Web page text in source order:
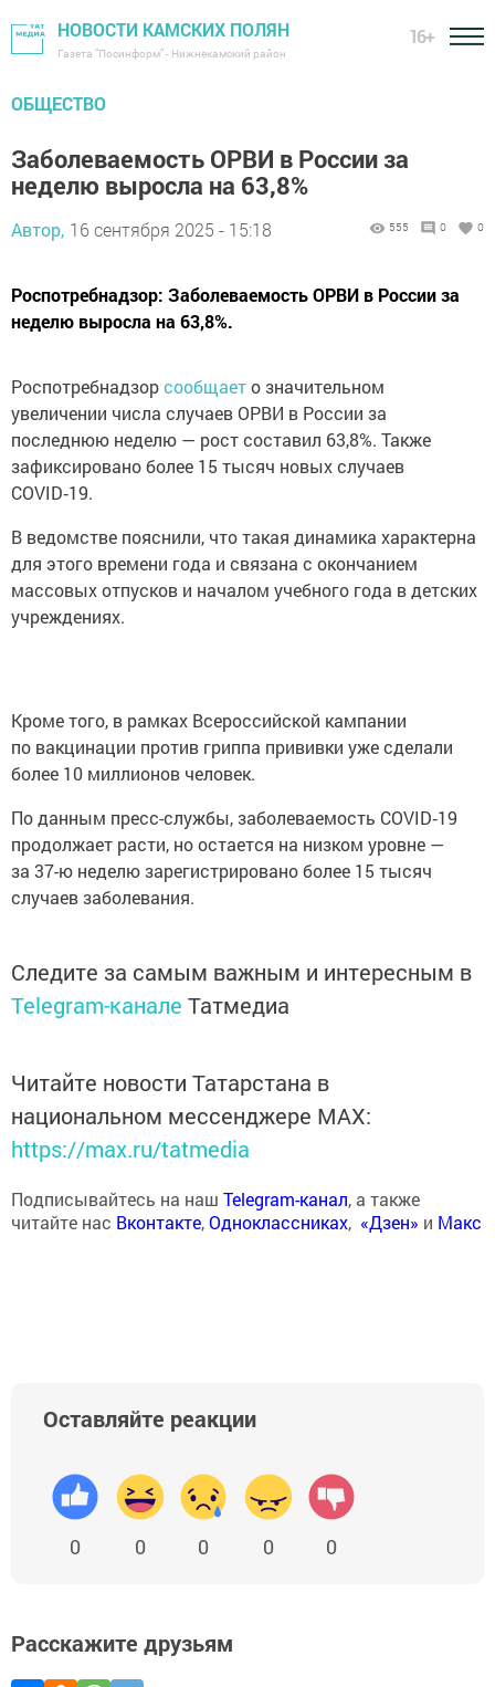
НОВОСТИ КАМСКИХ ПОЛЯН
Газета "Посинформ" - Нижнекамский район
16+
ОБЩЕСТВО
Заболеваемость ОРВИ в России за
неделю выросла на 63,8%
Автор, 16 сентября 2025 - 15:18 555 0 0
Роспотребнадзор: Заболеваемость ОРВИ в России за
неделю выросла на 63,8%.
Роспотребнадзорсообщаето значительном
увеличении числа случаев ОРВИ в России за
последнюю неделю — рост составил 63,8%. Также
зафиксировано более 15 тысяч новых случаев
COVID‑19.
В ведомстве пояснили, что такая динамика характерна
для этого времени года и связана с окончанием
массовых отпусков и началом учебного года в детских
учреждениях.
Кроме того, в рамках Всероссийской кампании
по вакцинации против гриппа прививки уже сделали
более 10 миллионов человек.
По данным пресс-службы, заболеваемость COVID‑19
продолжает расти, но остается на низком уровне —
за 37-ю неделю зарегистрировано более 15 тысяч
случаев заболевания.
Следите за самым важным и интересным в
Telegram-канале Татмедиа
Читайте новости Татарстана в
национальном мессенджере MАХ:
https://max.ru/tatmedia
Подписывайтесь на наш Telegram-канал, а также
читайте нас Вконтакте,Одноклассниках, «Дзен» и Макс
Оставляйте реакции
0 0 0 0 0
Расскажите друзьям